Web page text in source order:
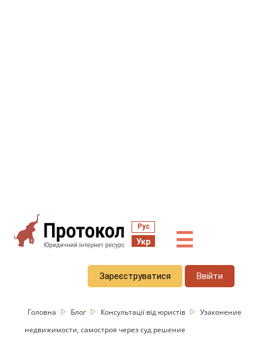
Рус
Укр ☰
Зареєструватися Ввійти
Головна Блог Консультації від юристів
Узаконение
недвижимости, самостроя через суд решение